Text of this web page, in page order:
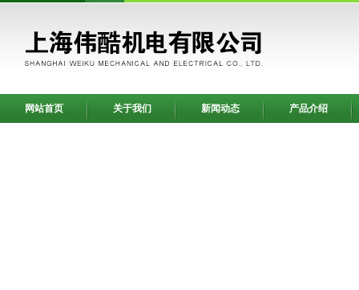
网站首页 关于我们 新闻动态 产品介绍